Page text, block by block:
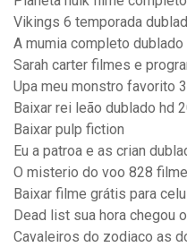
Vikings 6 temporada
A mumia completo dublado
Sarah carter filmes e
Upa meu monstro favorito 3
Baixar rei leão dublado hd
Baixar pulp fiction
Eu a patroa e as crian
O misterio do voo 828
Baixar filme grátis para
Dead list sua hora chegou
Cavaleiros do zodiaco as